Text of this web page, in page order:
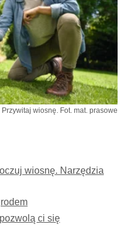
wiosnę. Fot. mat. prasowe
wiosnę. Narzędzia
ci się